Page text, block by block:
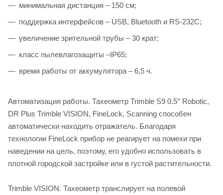
минимальная дистанция – 150 см;
поддержка интерфейсов – USB, Bluetooth и RS-232C;
увеличение зрительной трубы – 30 крат;
класс пылевлагозащиты –IP65;
время работы от аккумулятора – 6,5 ч.
Автоматизация работы. Тахеометр Trimble S9 0.5’‘ Robotic,
DR Plus Trimble VISION, FineLock, Scanning способен
автоматически находить отражатель. Благодаря
технологии FineLock прибор не реагирует на помехи при
наведении на цель, поэтому, его удобно использовать в
плотной городской застройке или в густой растительности.
Trimble VISION. Тахеометр транслирует на полевой